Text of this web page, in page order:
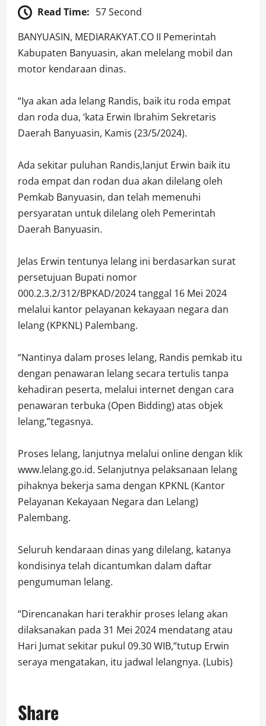
Read Time: 57 Second
BANYUASIN, MEDIARAKYAT.CO II Pemerintah
Kabupaten Banyuasin, akan melelang mobil dan
motor kendaraan dinas.
“Iya akan ada lelang Randis, baik itu roda empat
dan roda dua, ‘kata Erwin Ibrahim Sekretaris
Daerah Banyuasin, Kamis (23/5/2024).
Ada sekitar puluhan Randis,lanjut Erwin baik itu
roda empat dan rodan dua akan dilelang oleh
Pemkab Banyuasin, dan telah memenuhi
persyaratan untuk dilelang oleh Pemerintah
Daerah Banyuasin.
Jelas Erwin tentunya lelang ini berdasarkan surat
persetujuan Bupati nomor
000.2.3.2/312/BPKAD/2024 tanggal 16 Mei 2024
melalui kantor pelayanan kekayaan negara dan
lelang (KPKNL) Palembang.
“Nantinya dalam proses lelang, Randis pemkab itu
dengan penawaran lelang secara tertulis tanpa
kehadiran peserta, melalui internet dengan cara
penawaran terbuka (Open Bidding) atas objek
lelang,”tegasnya.
Proses lelang, lanjutnya melalui online dengan klik
www.lelang.go.id. Selanjutnya pelaksanaan lelang
pihaknya bekerja sama dengan KPKNL (Kantor
Pelayanan Kekayaan Negara dan Lelang)
Palembang.
Seluruh kendaraan dinas yang dilelang, katanya
kondisinya telah dicantumkan dalam daftar
pengumuman lelang.
“Direncanakan hari terakhir proses lelang akan
dilaksanakan pada 31 Mei 2024 mendatang atau
Hari Jumat sekitar pukul 09.30 WIB,”tutup Erwin
seraya mengatakan, itu jadwal lelangnya. (Lubis)
Share